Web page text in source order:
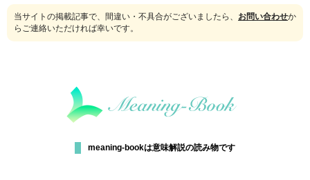
当サイトの掲載記事で、間違い・不具合がございましたら、 お問い合わせか
らご連絡いただければ幸いです。
meaning-bookは意味解説の読み物です